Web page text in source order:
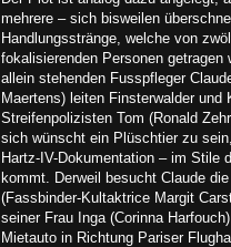
mehrere – sich bisweilen
Handlungsstränge, welche von
fokalisierenden Personen getragen
allein stehenden Fusspfleger
Maertens) leiten Finsterwalder und
Streifenpolizisten Tom (Ronald
sich wünscht ein Plüschtier zu
Hartz-IV-Dokumentation – im Stile
kommt. Derweil besucht Claude
(Fassbinder-Kultaktrice Margit
seiner Frau Inga (Corinna
Mietauto in Richtung Pariser